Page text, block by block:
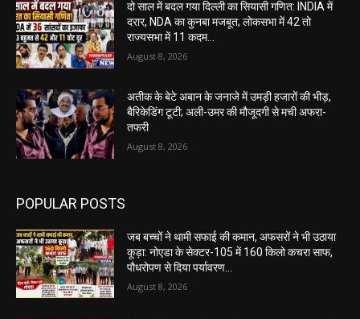
दो साल में बदल गया दिल्ली का सियासी गणित: INDIA में
दरार, NDA का कुनबा मजबूत; लोकसभा में 42 तो
राज्यसभा में 11 कदम...
August 8, 2026
अतीक के बेटे अबान के जनाजे में उमड़ी हजारों की भीड़,
बैरिकेडिंग टूटी; अली-उमर की मौजूदगी से मची अफरा-
तफरी
August 8, 2026
POPULAR POSTS
जब बच्चों ने थामी सफाई की कमान, अफसरों ने भी उठाया
कूड़ा: नोएडा के सेक्टर-105 में 160 किलो कचरा साफ,
पौधरोपण से दिया पर्यावरण...
August 8, 2026